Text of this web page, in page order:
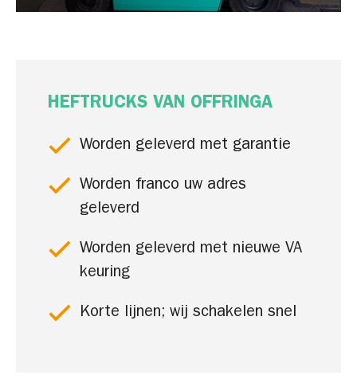
HEFTRUCKS VAN OFFRINGA
Worden geleverd met garantie
Worden franco uw adres
geleverd
Worden geleverd met nieuwe VA
keuring
Korte lijnen; wij schakelen snel